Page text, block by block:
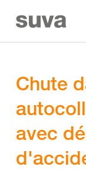
Chute
avec